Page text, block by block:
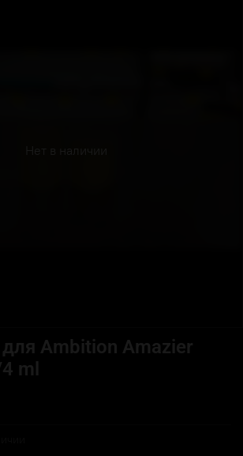
Нет в наличии
Ambition Amazier
ml